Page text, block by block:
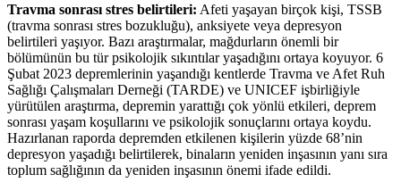
Travma sonrası stres belirtileri: Afeti yaşayan birçok kişi, TSSB
(travma sonrası stres bozukluğu), anksiyete veya depresyon
belirtileri yaşıyor. Bazı araştırmalar, mağdurların önemli bir
bölümünün bu tür psikolojik sıkıntılar yaşadığını ortaya koyuyor. 6
Şubat 2023 depremlerinin yaşandığı kentlerde Travma ve Afet Ruh
Sağlığı Çalışmaları Derneği (TARDE) ve UNICEF işbirliğiyle
yürütülen araştırma, depremin yarattığı çok yönlü etkileri, deprem
sonrası yaşam koşullarını ve psikolojik sonuçlarını ortaya koydu.
Hazırlanan raporda depremden etkilenen kişilerin yüzde 68’nin
depresyon yaşadığı belirtilerek, binaların yeniden inşasının yanı sıra
toplum sağlığının da yeniden inşasının önemi ifade edildi.